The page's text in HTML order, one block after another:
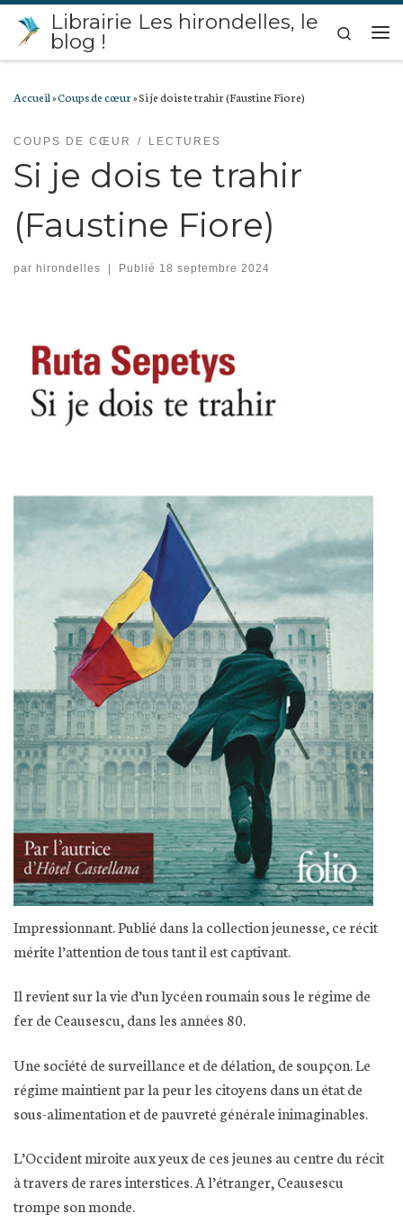
Passer au contenu
Librairie Les hirondelles, le
blog !
Search
Accueil»Coups de cœur»Si je dois te trahir (Faustine Fiore)
COUPS DE CŒUR LECTURES
Si je dois te trahir
(Faustine Fiore)
par hirondelles | Publié 18 septembre 2024
Impressionnant. Publié dans la collection jeunesse, ce récit
mérite l’attention de tous tant il est captivant.
Il revient sur la vie d’un lycéen roumain sous le régime de
fer de Ceausescu, dans les années 80.
Une société de surveillance et de délation, de soupçon. Le
régime maintient par la peur les citoyens dans un état de
sous-alimentation et de pauvreté générale inimaginables.
L’Occident miroite aux yeux de ces jeunes au centre du récit
à travers de rares interstices. A l’étranger, Ceausescu
trompe son monde.